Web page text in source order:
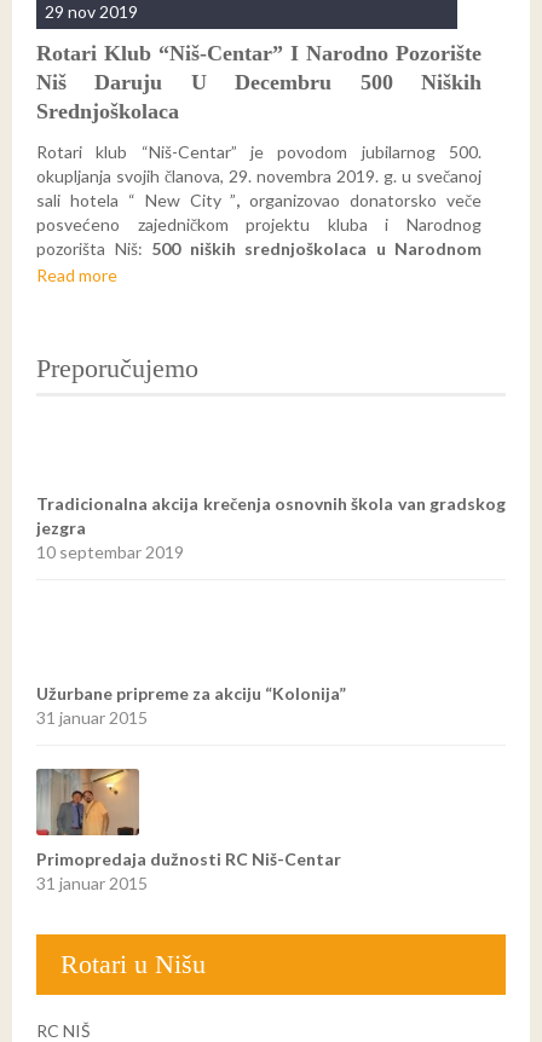
Poruka Rotarija
ROTARI Abeceda
HIMNE
Pisma guvernera
Newsletter
29 nov 2019
Rotari Klub “Niš-Centar” I Narodno Pozorište
Niš Daruju U Decembru 500 Niških
Srednjoškolaca
Rotari klub “Niš-Centar” je povodom jubilarnog 500.
okupljanja svojih članova, 29. novembra 2019. g. u svečanoj
sali hotela “ New City ”, organizovao donatorsko veče
posvećeno zajedničkom projektu kluba i Narodnog
pozorišta Niš: 500 niških srednjoškolaca u Narodnom
pozorištu.
Read more
Preporučujemo
Tradicionalna akcija krečenja osnovnih škola van gradskog
jezgra
10 septembar 2019
Užurbane pripreme za akciju “Kolonija”
31 januar 2015
Primopredaja dužnosti RC Niš-Centar
31 januar 2015
Rotari u Nišu
RC NIŠ